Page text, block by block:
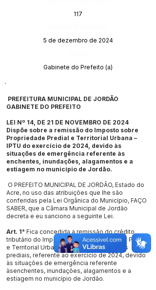
117
5 de dezembro de 2024
Gabinete do Prefeito (a)
PREFEITURA MUNICIPAL DE JORDÃO
GABINETE DO PREFEITO
LEI Nº 14, DE 21 DE NOVEMBRO DE 2024
Dispõe sobre a remissão do Imposto sobre
Propriedade Predial e Territorial Urbana –
IPTU do exercício de 2024, devido às
situações de emergência referente às
enchentes, inundações, alagamentos e a
estiagem no município de Jordão.
O PREFEITO MUNICIPAL DE JORDÃO, Estado do
Acre, no uso das atribuições que lhe são
conferidas pela Lei Orgânica do Município, FAÇO
SABER, que a Câmara Municipal de Jordão
decreta e eu sanciono a seguinte Lei.
Art. 1° Fica concedida a remissão do crédito
tributário do Imposto sobre a Propriedade Predial
e Territorial Urbana – IPTU para os imóveis
prediais, referente ao exercício de 2024, devido
às situações de emergência referente
àsenchentes, inundações, alagamentos e a
estiagem no município de Jordão.